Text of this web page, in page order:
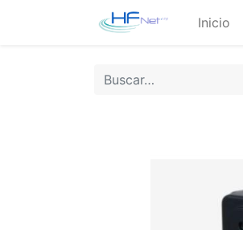
Inicio